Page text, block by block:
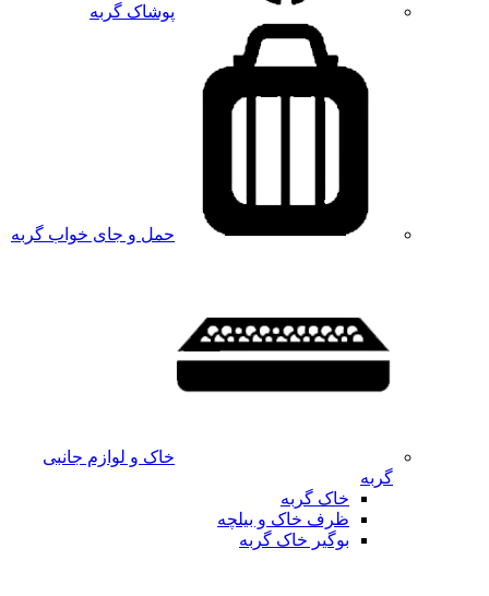
پوشاک گربه
حمل و جای خواب گربه
خاک و لوازم جانبی
گربه
خاک گربه
ظرف خاک و بیلچه
بوگیر خاک گربه